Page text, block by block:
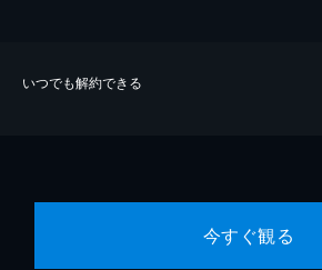
いつでも解約できる
今すぐ観る